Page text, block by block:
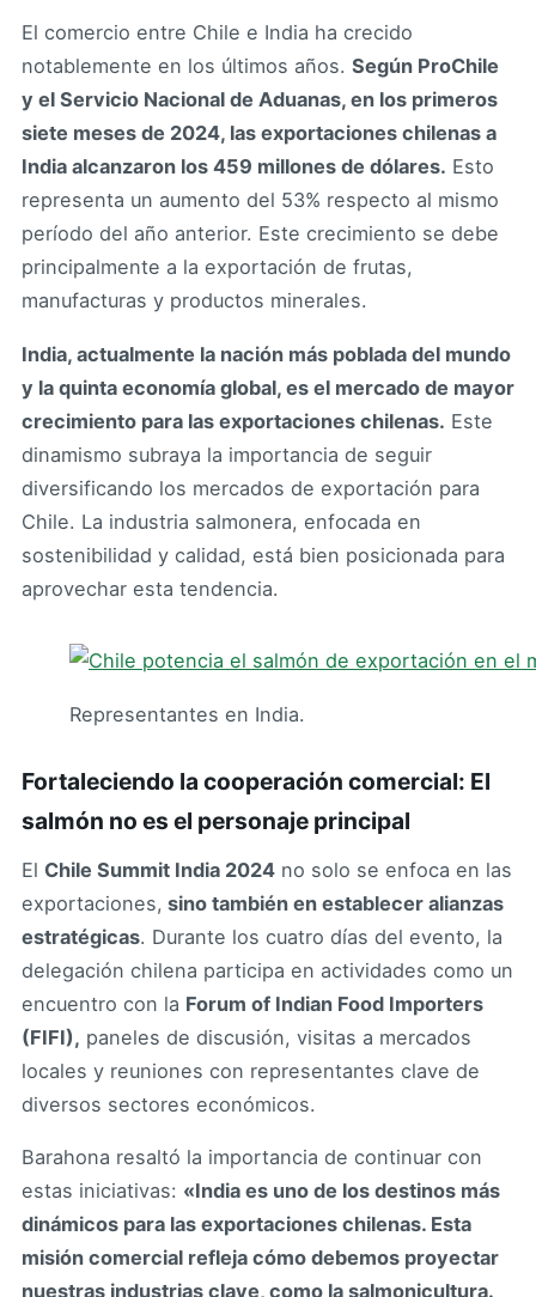
El comercio entre Chile e India ha crecido
notablemente en los últimos años. Según ProChile
y el Servicio Nacional de Aduanas, en los primeros
siete meses de 2024, las exportaciones chilenas a
India alcanzaron los 459 millones de dólares. Esto
representa un aumento del 53% respecto al mismo
período del año anterior. Este crecimiento se debe
principalmente a la exportación de frutas,
manufacturas y productos minerales.
India, actualmente la nación más poblada del mundo
y la quinta economía global, es el mercado de mayor
crecimiento para las exportaciones chilenas. Este
dinamismo subraya la importancia de seguir
diversificando los mercados de exportación para
Chile. La industria salmonera, enfocada en
sostenibilidad y calidad, está bien posicionada para
aprovechar esta tendencia.
Representantes en India.
Fortaleciendo la cooperación comercial: El
salmón no es el personaje principal
El Chile Summit India 2024 no solo se enfoca en las
exportaciones, sino también en establecer alianzas
estratégicas. Durante los cuatro días del evento, la
delegación chilena participa en actividades como un
encuentro con la Forum of Indian Food Importers
(FIFI), paneles de discusión, visitas a mercados
locales y reuniones con representantes clave de
diversos sectores económicos.
Barahona resaltó la importancia de continuar con
estas iniciativas: «India es uno de los destinos más
dinámicos para las exportaciones chilenas. Esta
misión comercial refleja cómo debemos proyectar
nuestras industrias clave, como la salmonicultura.